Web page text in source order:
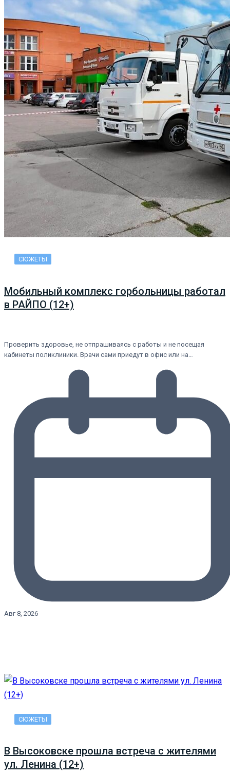
СЮЖЕТЫ
Мобильный комплекс горбольницы работал
в РАЙПО (12+)
Проверить здоровье, не отпрашиваясь с работы и не посещая
кабинеты поликлиники. Врачи сами приедут в офис или на…
Авг 8, 2026
СЮЖЕТЫ
В Высоковске прошла встреча с жителями
ул. Ленина (12+)